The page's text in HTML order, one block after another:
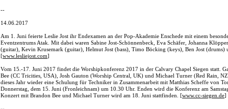
--
14.06.2017
Am 1. Juni feierte Leslie Jost ihr Endexamen an der Pop-Akademie Enschede mit einem
Eventzentrums Atak. Mit dabei waren Sabine Jost-Schönnenbeck, Eva Schäfer, Johanna
(guitar), Kevin Krusemark (guitar), Helmut Jost (bass), Timo Böcking (keys), Ben Jost (drums)
[www.lesliejost.com]
Vom 15.-17. Juni 2017 findet die Worshipkonferenz 2017 in der Calvary Chapel Siegen statt.
Bee (CC Tricities, USA), Josh Gauton (Worship Central, UK) und Michael Turner (Red Rain,
dieses Jahr wieder eine Schulung für Techniker in Zusammenarbeit mit Matthias Scheffe von
Donnerstag, dem 15. Juni (Fronleichnam) um 10.30 Uhr. Enden wird die Konferenz am
Konzert mit Brandon Bee und Michael Turner wird am 18. Juni stattfinden. [www.cc-siegen.de]